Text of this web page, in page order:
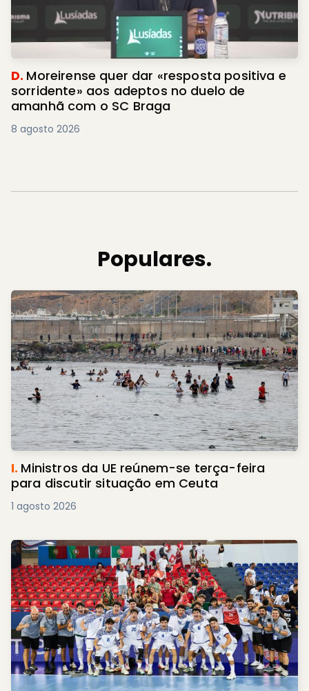
D. Moreirense quer dar «resposta positiva e
sorridente» aos adeptos no duelo de
amanhã com o SC Braga
8 agosto 2026
Populares.
I. Ministros da UE reúnem-se terça-feira
para discutir situação em Ceuta
1 agosto 2026